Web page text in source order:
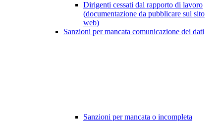
Dirigenti cessati dal rapporto di lavoro
(documentazione da pubblicare sul sito
web)
Sanzioni per mancata comunicazione dei dati
Sanzioni per mancata o incompleta